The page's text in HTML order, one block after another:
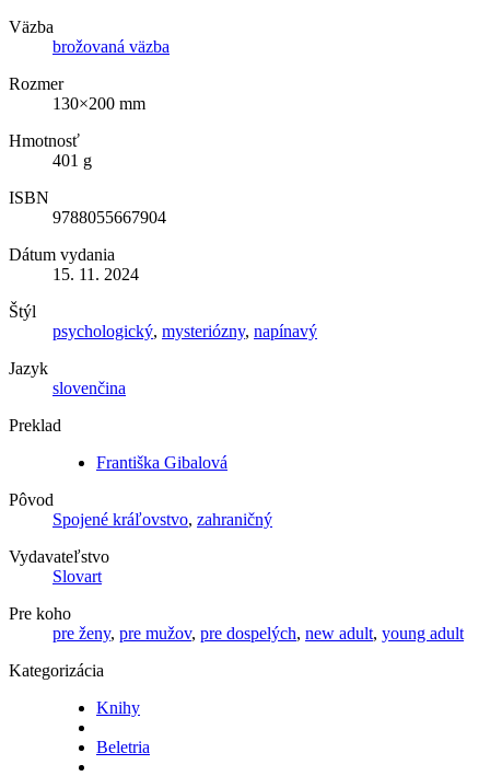
Väzba
brožovaná väzba
Rozmer
130×200 mm
Hmotnosť
401 g
ISBN
9788055667904
Dátum vydania
15. 11. 2024
Štýl
psychologický, mysteriózny, napínavý
Jazyk
slovenčina
Preklad
Františka Gibalová
Pôvod
Spojené kráľovstvo, zahraničný
Vydavateľstvo
Slovart
Pre koho
pre ženy, pre mužov, pre dospelých, new adult, young adult
Kategorizácia
Knihy
Beletria